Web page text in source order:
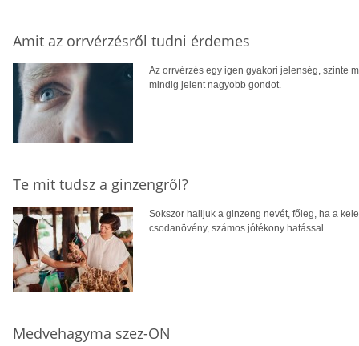
Amit az orrvérzésről tudni érdemes
Az orrvérzés egy igen gyakori jelenség, szinte
mindig jelent nagyobb gondot.
Te mit tudsz a ginzengről?
Sokszor halljuk a ginzeng nevét, főleg, ha a
csodanövény, számos jótékony hatással.
Medvehagyma szez-ON